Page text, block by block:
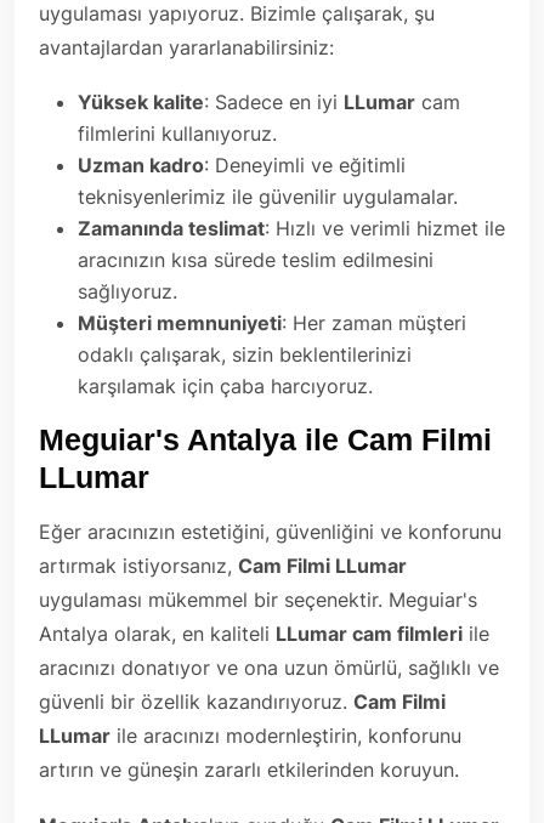
uygulaması yapıyoruz. Bizimle çalışarak, şu
avantajlardan yararlanabilirsiniz:
Yüksek kalite: Sadece en iyi LLumar cam
filmlerini kullanıyoruz.
Uzman kadro: Deneyimli ve eğitimli
teknisyenlerimiz ile güvenilir uygulamalar.
Zamanında teslimat: Hızlı ve verimli hizmet ile
aracınızın kısa sürede teslim edilmesini
sağlıyoruz.
Müşteri memnuniyeti: Her zaman müşteri
odaklı çalışarak, sizin beklentilerinizi
karşılamak için çaba harcıyoruz.
Meguiar's Antalya ile Cam Filmi
LLumar
Eğer aracınızın estetiğini, güvenliğini ve konforunu
artırmak istiyorsanız, Cam Filmi LLumar
uygulaması mükemmel bir seçenektir. Meguiar's
Antalya olarak, en kaliteli LLumar cam filmleri ile
aracınızı donatıyor ve ona uzun ömürlü, sağlıklı ve
güvenli bir özellik kazandırıyoruz. Cam Filmi
LLumar ile aracınızı modernleştirin, konforunu
artırın ve güneşin zararlı etkilerinden koruyun.